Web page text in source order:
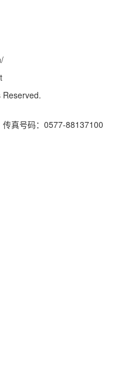
真号码：0577-88137100